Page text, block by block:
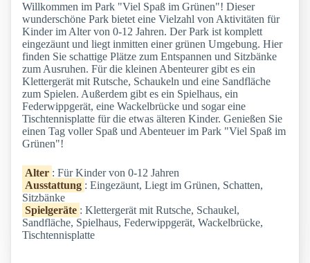
Willkommen im Park "Viel Spaß im Grünen"! Dieser
wunderschöne Park bietet eine Vielzahl von Aktivitäten für
Kinder im Alter von 0-12 Jahren. Der Park ist komplett
eingezäunt und liegt inmitten einer grünen Umgebung. Hier
finden Sie schattige Plätze zum Entspannen und Sitzbänke
zum Ausruhen. Für die kleinen Abenteurer gibt es ein
Klettergerät mit Rutsche, Schaukeln und eine Sandfläche
zum Spielen. Außerdem gibt es ein Spielhaus, ein
Federwippgerät, eine Wackelbrücke und sogar eine
Tischtennisplatte für die etwas älteren Kinder. Genießen Sie
einen Tag voller Spaß und Abenteuer im Park "Viel Spaß im
Grünen"!
Alter : Für Kinder von 0-12 Jahren
Ausstattung : Eingezäunt, Liegt im Grünen, Schatten,
Sitzbänke
Spielgeräte : Klettergerät mit Rutsche, Schaukel,
Sandfläche, Spielhaus, Federwippgerät, Wackelbrücke,
Tischtennisplatte